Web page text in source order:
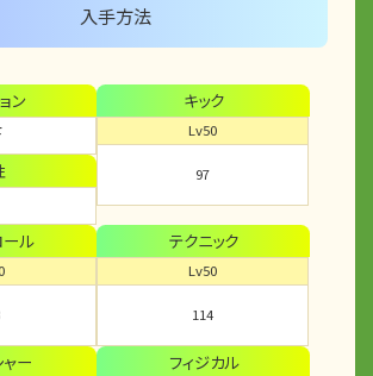
入手方法
ン
キック
Lv50
97
ール テクニック
Lv50
114
ー フィジカル